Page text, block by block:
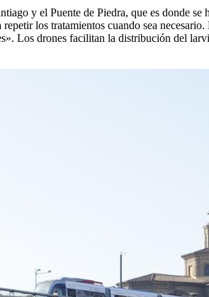
y el Puente de Piedra, que es donde
los tratamientos cuando sea
Los drones facilitan la distribución del